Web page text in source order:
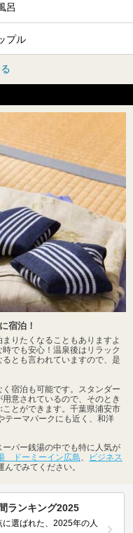
呂
プル
宿泊！
りたくなることもありますよ
でも安心！温泉後はリラック
とも言われていますので、是
宿泊も可能です。スタンダー
意されているので、そのとき
とができます。千葉県浦安市
テーマパークにも近く、和洋
パー銭湯の中でも特に人気が
ドーミーイン広島
ビジネス
でみてください。
ランキング2025
選ばれた、2025年の人